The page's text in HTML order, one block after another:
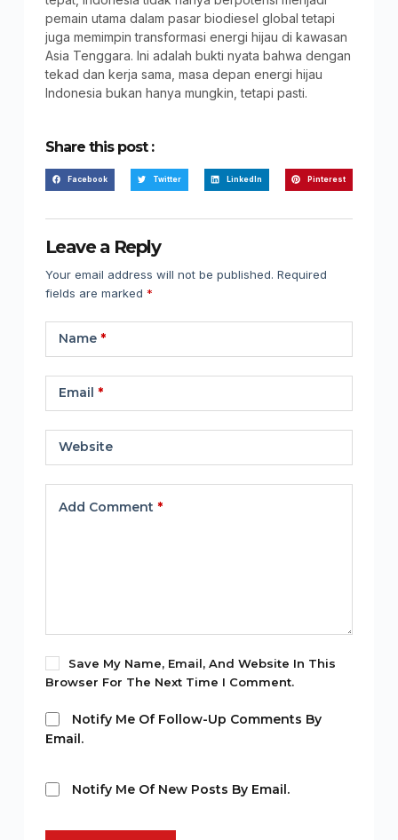
pemain utama dalam pasar biodiesel global tetapi
juga memimpin transformasi energi hijau di kawasan
Asia Tenggara. Ini adalah bukti nyata bahwa dengan
tekad dan kerja sama, masa depan energi hijau
Indonesia bukan hanya mungkin, tetapi pasti.
Share this post :
Facebook Twitter LinkedIn Pinterest
Leave a Reply
Your email address will not be published. Required
fields are marked *
Name*
Email *
Website
Add Comment *
Save My Name, Email, And Website In This
Browser For The Next Time I Comment.
Notify Me Of Follow-Up Comments By
Email.
Notify Me Of New Posts By Email.